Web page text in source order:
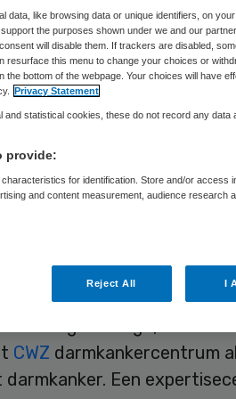
augustus 2025 ,15:32 594 keer
Canisius Wilhelmina
Ziekenhuizen erkend
TEC Robot colorectale
CWZ darmkankercentrum
Een
data, like browsing data or unique identifiers, on your
the purposes shown under we and our
will disable them. If trackers are disabled,
resurface this menu to change your choices or
bottom of the webpage. Your choices will have
Privacy Statement
statistical cookies, these do not record any data
provide:
for identification. Store and/or access
and content measurement, audience research
Reject All I